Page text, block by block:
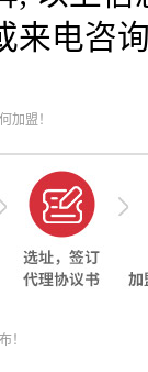
来电咨
加盟！
！